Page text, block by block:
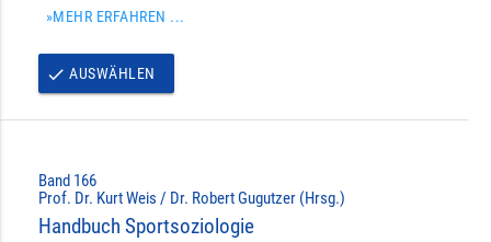
»MEHR ERFAHREN ...
done AUSWÄHLEN
Band 166
Prof. Dr. Kurt Weis / Dr. Robert Gugutzer (Hrsg.)
Handbuch Sportsoziologie